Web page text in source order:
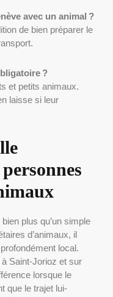
avec un animal ?
de bien préparer le
?
et petits animaux.
laisse si leur
plus qu’un simple
d’animaux, il
local.
Saint-Jorioz et sur
lorsque le
que le trajet lui-